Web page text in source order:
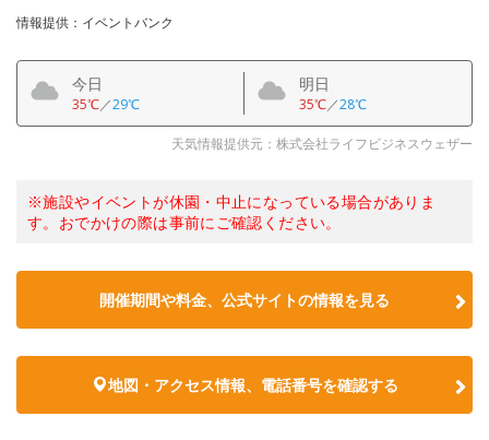
情報提供：イベントバンク
今日
35℃／29℃
明日
35℃／28℃
天気情報提供元：株式会社ライフビジネスウェザー
※施設やイベントが休園・中止になっている場合がありま
す。おでかけの際は事前にご確認ください。
開催期間や料金、公式サイトの情報を見る
地図・アクセス情報、電話番号を確認する